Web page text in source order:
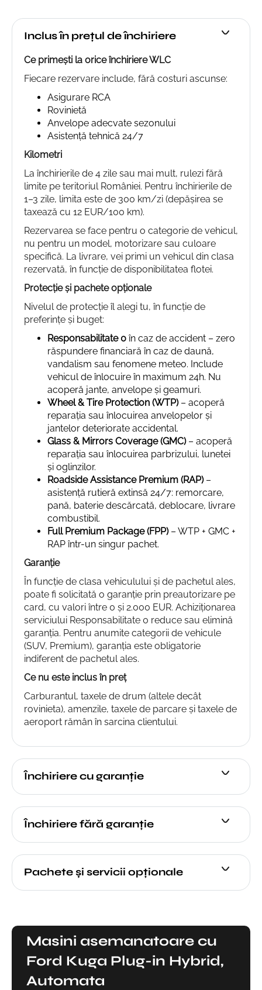
Inclus în prețul de închiriere
Ce primești la orice închiriere WLC
Fiecare rezervare include, fără costuri ascunse:
Asigurare RCA
Rovinietă
Anvelope adecvate sezonului
Asistență tehnică 24/7
Kilometri
La închirierile de 4 zile sau mai mult, rulezi fără
limite pe teritoriul României. Pentru închirierile de
1–3 zile, limita este de 300 km/zi (depășirea se
taxează cu 12 EUR/100 km).
Rezervarea se face pentru o categorie de vehicul,
nu pentru un model, motorizare sau culoare
specifică. La livrare, vei primi un vehicul din clasa
rezervată, în funcție de disponibilitatea flotei.
Protecție și pachete opționale
Nivelul de protecție îl alegi tu, în funcție de
preferințe și buget:
Responsabilitate 0 în caz de accident – zero
răspundere financiară în caz de daună,
vandalism sau fenomene meteo. Include
vehicul de înlocuire în maximum 24h. Nu
acoperă jante, anvelope și geamuri.
Wheel & Tire Protection (WTP)– acoperă
reparația sau înlocuirea anvelopelor și
jantelor deteriorate accidental.
Glass & Mirrors Coverage (GMC)– acoperă
reparația sau înlocuirea parbrizului, lunetei
și oglinzilor.
Roadside Assistance Premium (RAP)–
asistență rutieră extinsă 24/7: remorcare,
pană, baterie descărcată, deblocare, livrare
combustibil.
Full Premium Package (FPP)– WTP + GMC +
RAP într-un singur pachet.
Garanție
În funcție de clasa vehiculului și de pachetul ales,
poate fi solicitată o garanție prin preautorizare pe
card, cu valori între 0 și 2.000 EUR. Achiziționarea
serviciului Responsabilitate 0 reduce sau elimină
garanția. Pentru anumite categorii de vehicule
(SUV, Premium), garanția este obligatorie
indiferent de pachetul ales.
Ce nu este inclus în preț
Carburantul, taxele de drum (altele decât
rovinieta), amenzile, taxele de parcare și taxele de
aeroport rămân în sarcina clientului.
Închiriere cu garanție
Închiriere fără garanție
Pachete şi servicii opţionale
Masini asemanatoare cu
Ford Kuga Plug-in Hybrid,
Automata